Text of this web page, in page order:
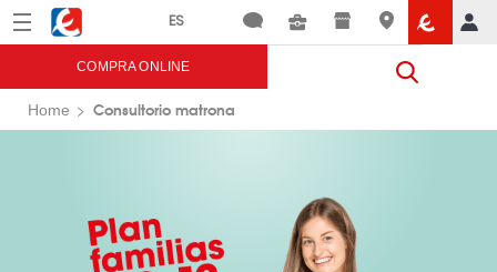
Menú Eroski
COMPRA ONLINE
Home Consultorio matrona